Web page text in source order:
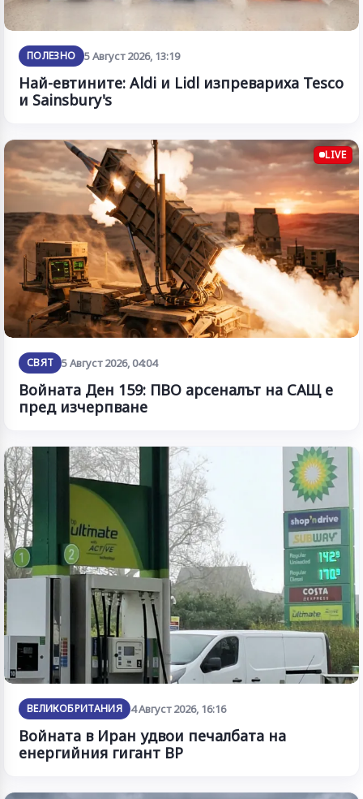
ПОЛЕЗНО 5 Август 2026, 13:19
Най-евтините: Aldi и Lidl изпревариха Tesco
и Sainsbury's
LIVE
СВЯТ 5 Август 2026, 04:04
Войната Ден 159: ПВО арсеналът на САЩ е
пред изчерпване
ВЕЛИКОБРИТАНИЯ 4 Август 2026, 16:16
Войната в Иран удвои печалбата на
енергийния гигант BP